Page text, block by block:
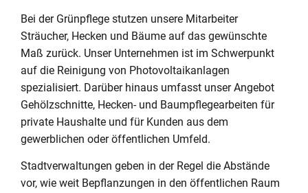
Bei der Grünpflege stutzen unsere Mitarbeiter
Sträucher, Hecken und Bäume auf das gewünschte
Maß zurück. Unser Unternehmen ist im Schwerpunkt
auf die Reinigung von Photovoltaikanlagen
spezialisiert. Darüber hinaus umfasst unser Angebot
Gehölzschnitte, Hecken- und Baumpflegearbeiten für
private Haushalte und für Kunden aus dem
gewerblichen oder öffentlichen Umfeld.
Stadtverwaltungen geben in der Regel die Abstände
vor, wie weit Bepflanzungen in den öffentlichen Raum